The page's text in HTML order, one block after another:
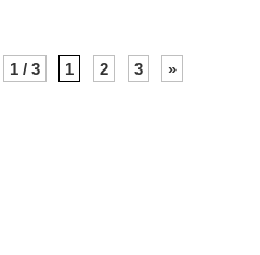
1 / 3 1 2 3 »